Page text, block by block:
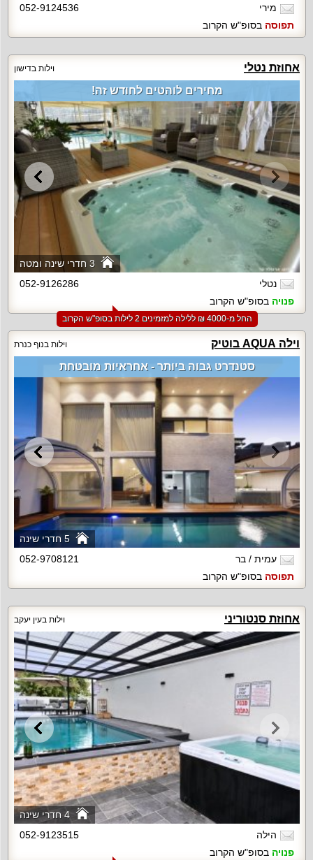
מירי
052-9124536
תפוסה בסופ"ש הקרוב
אחוזת נטלי וילות בדישון
3 חדרי שינה ומטה
מחירים לוהטים לחודש זה!
נטלי
052-9126286
פנויה בסופ"ש הקרוב
החל מ-‏4000 ₪ ללילה למזמינים 2 לילות בסופ"ש הקרוב
וילה AQUA בוטיק וילות בנוף כנרת
5 חדרי שינה
סטנדרט גבוה ביותר - אחראיות מובטחת
עמית / בר
052-9708121
תפוסה בסופ"ש הקרוב
אחוזת סנטוריני וילות בעין יעקב
4 חדרי שינה
הילה
052-9123515
פנויה בסופ"ש הקרוב